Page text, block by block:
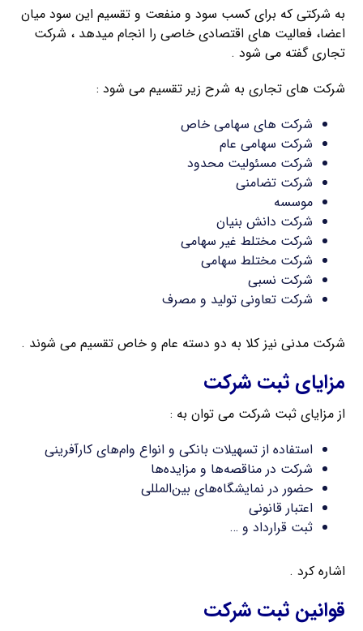
به شرکتی که برای کسب سود و منفعت و تقسیم این سود میان
اعضا، فعالیت های اقتصادی خاصی را انجام میدهد ، شرکت
تجاری گفته می شود .
شرکت های تجاری به شرح زیر تقسیم می شود :
شرکت های سهامی خاص
شرکت سهامی عام
شرکت مسئولیت محدود
شرکت تضامنی
موسسه
شرکت دانش بنیان
شرکت مختلط غیر سهامی
شرکت مختلط سهامی
شرکت نسبی
شرکت تعاونی تولید و مصرف
شرکت مدنی نیز کلا به دو دسته عام و خاص تقسیم می شوند .
مزایای ثبت شرکت
از مزایای ثبت شرکت می توان به :
استفاده از تسهیلات بانکی و انواع وام‌های کارآفرینی
شرکت در مناقصه‌ها و مزایده‌ها
حضور در نمایشگاه‌های بین‌المللی
اعتبار قانونی
ثبت قرارداد و …
اشاره کرد .
قوانین ثبت شرکت